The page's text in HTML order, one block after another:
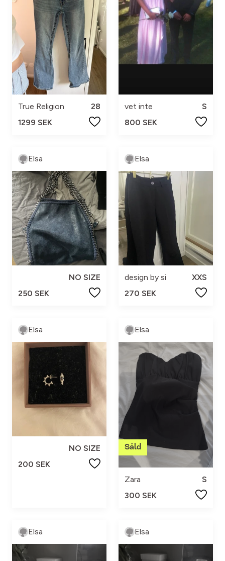
True Religion
28
1299 SEK
vet inte
S
800 SEK
Elsa
NO SIZE
250 SEK
Elsa
design by si
XXS
270 SEK
Elsa
NO SIZE
200 SEK
Elsa
Zara
S
300 SEK
Elsa Elsa